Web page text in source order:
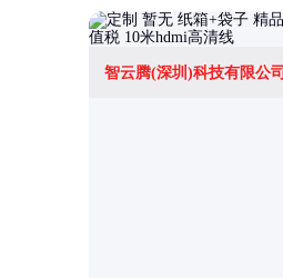
智云腾(深圳)科技有限公司